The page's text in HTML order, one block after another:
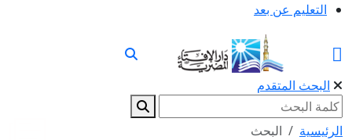
التعليم عن بعد
البحث المتقدم
الرئيسية البحث